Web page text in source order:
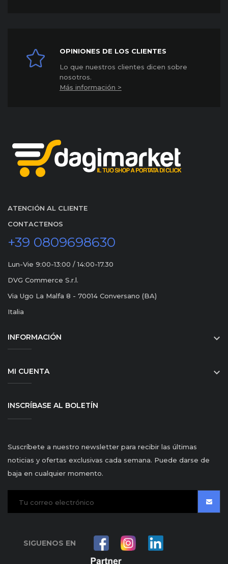
OPINIONES DE LOS CLIENTES
Lo que nuestros clientes dicen sobre
nosotros.
Más información >
ATENCIÓN AL CLIENTE
CONTACTENOS
+39 0809698630
Lun-Vie 9:00-13:00 / 14:00-17.30
DVG Commerce S.r.l.
Via Ugo La Malfa 8 - 70014 Conversano (BA)
Italia
INFORMACIÓN 
MI CUENTA 
INSCRÍBASE AL BOLETÍN
Suscríbete a nuestro newsletter para recibir las últimas
noticias y ofertas exclusivas cada semana. Puede darse de
baja en cualquier momento.
SIGUENOS EN